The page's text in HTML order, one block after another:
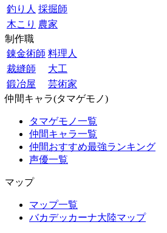
釣り人 採掘師
木こり 農家
制作職
錬金術師 料理人
裁縫師
大工
鍛冶屋
芸術家
仲間キャラ(タマゲモノ)
タマゲモノ一覧
仲間キャラ一覧
仲間おすすめ最強ランキング
声優一覧
マップ
マップ一覧
バカデッカーナ大陸マップ